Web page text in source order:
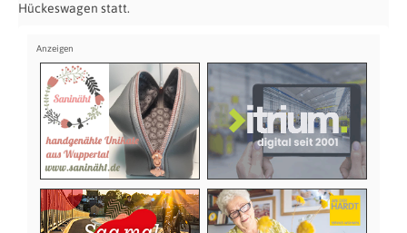
Hückeswagen statt.